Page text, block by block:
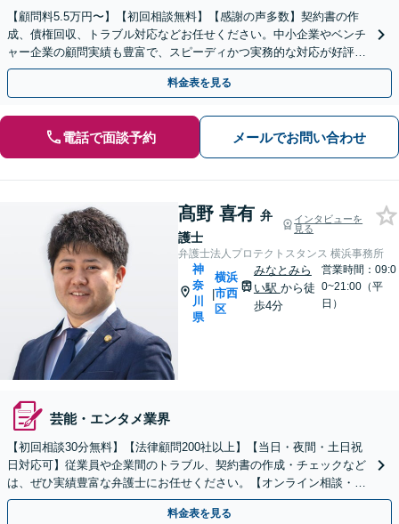
【顧問料5.5万円〜】【初回相談無料】【感謝の声多数】契約書の作
成、債権回収、トラブル対応などお任せください。中小企業やベンチ
ャー企業の顧問実績も豊富で、スピーディかつ実務的な対応が好評。
顧問契約も承っておりますので、お気軽にご相談ください
料金表を見る
電話で面談予約 メールでお問い合わせ
髙野 喜有 弁
護士
インタビューを
見る
弁護士法人プロテクトスタンス 横浜事務所
神
奈
川
県
|
横浜
市西
区
みなとみら
い駅 から徒
歩4分
営業時間：09:0
0~21:00（平
日）
芸能・エンタメ業界
【初回相談30分無料】【法律顧問200社以上】【当日・夜間・土日祝
日対応可】従業員や企業間のトラブル、契約書の作成・チェックなど
は、ぜひ実績豊富な弁護士にお任せください。【オンライン相談・電
子契約に対応】
料金表を見る